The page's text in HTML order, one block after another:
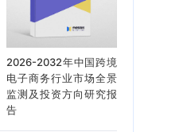
2026-2032年中国跨境
电子商务行业市场全景
监测及投资方向研究报
告